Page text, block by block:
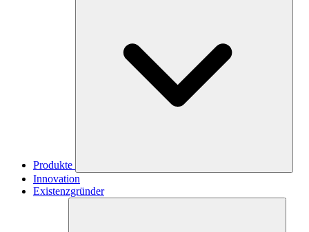
Produkte
Innovation
Existenzgründer